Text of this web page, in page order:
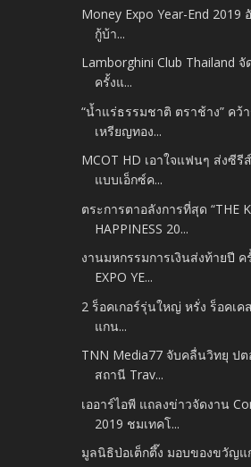
Money Expo Year-End 2019
กู้บ้า...
Lamborghini Club Thailand
ครั้งแ...
“น้ำแร่ธรรมชาติ ตราช้าง” คว้
เหรียญทอง...
MCOT HD เอาใจแฟนๆ ส่งซี
แบบเอ็กซ์ค...
ตระการตาอลังการที่สุด “THE
HAPPINESS 20...
งานมหกรรมการเงินส่งท้ายปี ค
EXPO YE...
2 ร็อคเกอร์รุ่นใหญ่ หรั่ง ร็อคเ
แกน...
TNN Media77 จับคลื่นวิทยุ ปต
สถานี Trav...
เออาร์ไอพี แถลงข่าวจัดงาน
2019 ชมเทคโ...
มูลนิธิป่อเต็กตึ๊ง มอบของขวัญแ